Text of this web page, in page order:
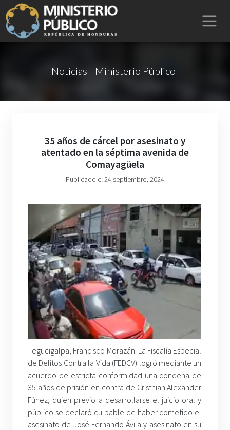
Noticias | Ministerio Público
35 años de cárcel por asesinato y
atentado en la séptima avenida de
Comayagüela
Publicado el 24 septiembre, 2024
Tegucigalpa, Francisco Morazán. La Fiscalía Especial
de Delitos Contra la Vida (FEDCV) logró mediante un
acuerdo de estricta conformidad una condena de
35 años de prisión en contra de Cristhian Alexander
Fúnez; quien previo a desarrollarse el juicio oral y
público se declaró culpable de haber cometido el
asesinato de José Fernando Ávila y asesinato en su